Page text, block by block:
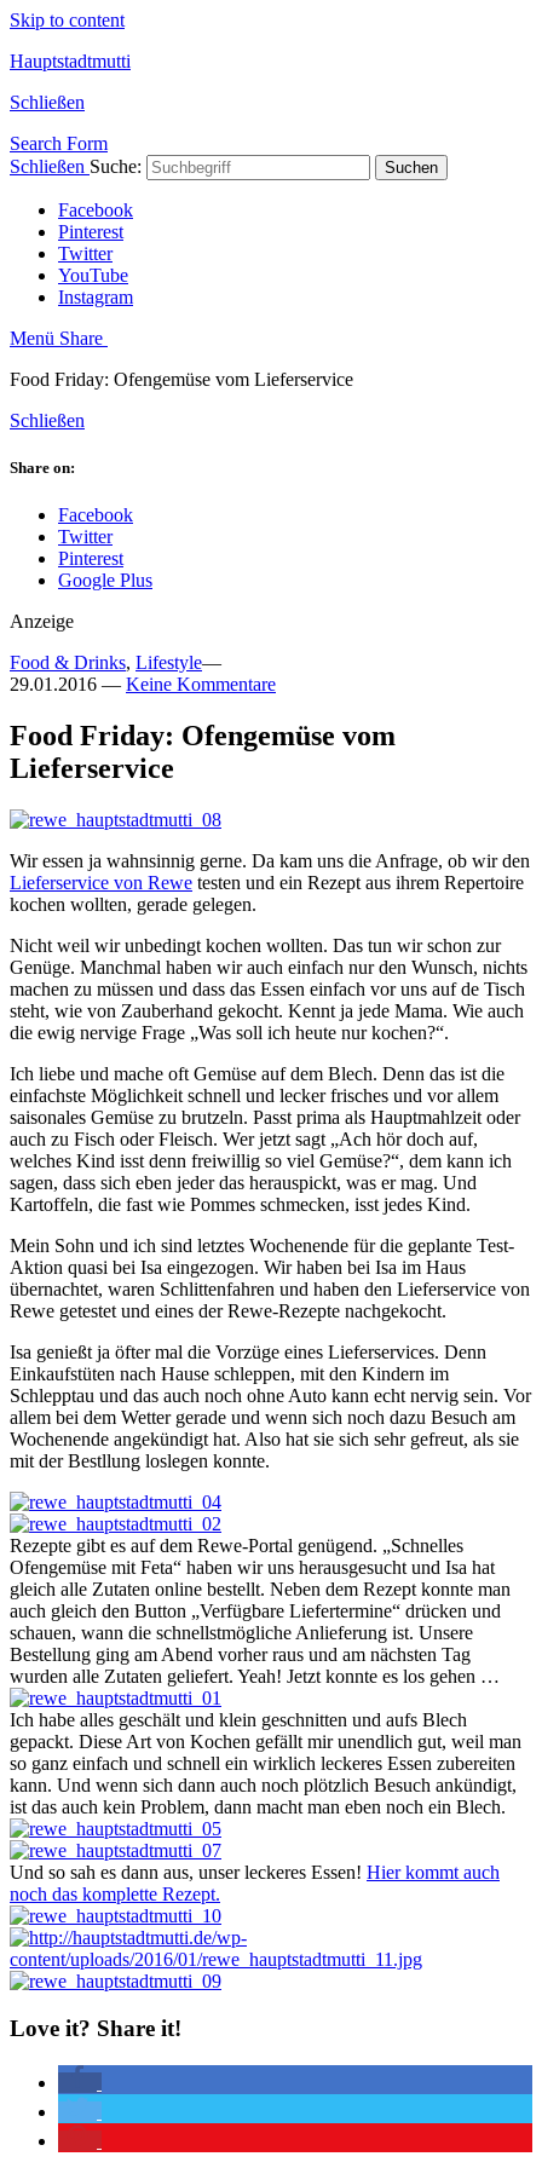
Skip to content
Hauptstadtmutti
Schließen
Search Form
Schließen Suche: Suchen
Facebook
Pinterest
Twitter
YouTube
Instagram
Menü Share
Food Friday: Ofengemüse vom Lieferservice
Schließen
Share on:
Facebook
Twitter
Pinterest
Google Plus
Anzeige
Food & Drinks, Lifestyle—
29.01.2016 — Keine Kommentare
Food Friday: Ofengemüse vom
Lieferservice
Wir essen ja wahnsinnig gerne. Da kam uns die Anfrage, ob wir den
Lieferservice von Rewe testen und ein Rezept aus ihrem Repertoire
kochen wollten, gerade gelegen.
Nicht weil wir unbedingt kochen wollten. Das tun wir schon zur
Genüge. Manchmal haben wir auch einfach nur den Wunsch, nichts
machen zu müssen und dass das Essen einfach vor uns auf de Tisch
steht, wie von Zauberhand gekocht. Kennt ja jede Mama. Wie auch
die ewig nervige Frage „Was soll ich heute nur kochen?“.
Ich liebe und mache oft Gemüse auf dem Blech. Denn das ist die
einfachste Möglichkeit schnell und lecker frisches und vor allem
saisonales Gemüse zu brutzeln. Passt prima als Hauptmahlzeit oder
auch zu Fisch oder Fleisch. Wer jetzt sagt „Ach hör doch auf,
welches Kind isst denn freiwillig so viel Gemüse?“, dem kann ich
sagen, dass sich eben jeder das herauspickt, was er mag. Und
Kartoffeln, die fast wie Pommes schmecken, isst jedes Kind.
Mein Sohn und ich sind letztes Wochenende für die geplante Test-
Aktion quasi bei Isa eingezogen. Wir haben bei Isa im Haus
übernachtet, waren Schlittenfahren und haben den Lieferservice von
Rewe getestet und eines der Rewe-Rezepte nachgekocht.
Isa genießt ja öfter mal die Vorzüge eines Lieferservices. Denn
Einkaufstüten nach Hause schleppen, mit den Kindern im
Schlepptau und das auch noch ohne Auto kann echt nervig sein. Vor
allem bei dem Wetter gerade und wenn sich noch dazu Besuch am
Wochenende angekündigt hat. Also hat sie sich sehr gefreut, als sie
mit der Bestllung loslegen konnte.
Rezepte gibt es auf dem Rewe-Portal genügend. „Schnelles
Ofengemüse mit Feta“ haben wir uns herausgesucht und Isa hat
gleich alle Zutaten online bestellt. Neben dem Rezept konnte man
auch gleich den Button „Verfügbare Liefertermine“ drücken und
schauen, wann die schnellstmögliche Anlieferung ist. Unsere
Bestellung ging am Abend vorher raus und am nächsten Tag
wurden alle Zutaten geliefert. Yeah! Jetzt konnte es los gehen …
Ich habe alles geschält und klein geschnitten und aufs Blech
gepackt. Diese Art von Kochen gefällt mir unendlich gut, weil man
so ganz einfach und schnell ein wirklich leckeres Essen zubereiten
kann. Und wenn sich dann auch noch plötzlich Besuch ankündigt,
ist das auch kein Problem, dann macht man eben noch ein Blech.
Und so sah es dann aus, unser leckeres Essen! Hier kommt auch
noch das komplette Rezept.
Love it? Share it!